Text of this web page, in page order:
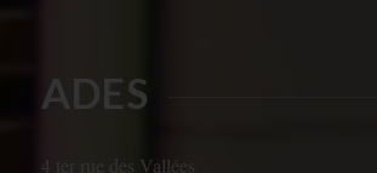
ADES
4 ter rue des Vallées